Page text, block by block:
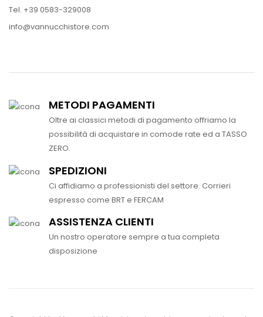
Tel. +39 0583-329008
info@vannucchistore.com
METODI PAGAMENTI
Oltre ai classici metodi di pagamento offriamo la
possibilità di acquistare in comode rate ed a TASSO
ZERO.
SPEDIZIONI
Ci affidiamo a professionisti del settore. Corrieri
espresso come BRT e FERCAM
ASSISTENZA CLIENTI
Un nostro operatore sempre a tua completa
disposizione